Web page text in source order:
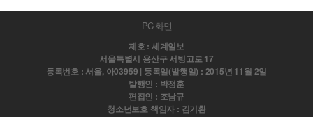
PC 화면
제호 : 세계일보
서울특별시 용산구 서빙고로 17
등록번호 : 서울, 아03959 | 등록일(발행일) : 2015년 11월 2일
발행인 : 박정훈
편집인 : 조남규
청소년보호 책임자 : 김기환